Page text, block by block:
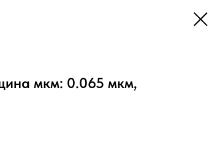
мкм: 0.065 мкм,